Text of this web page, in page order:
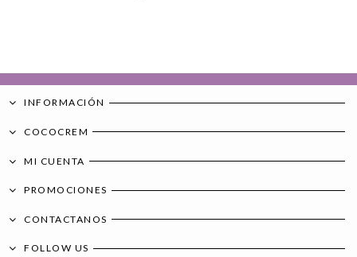
INFORMACIÓN
COCOCREM
MI CUENTA
PROMOCIONES
CONTACTANOS
FOLLOW US